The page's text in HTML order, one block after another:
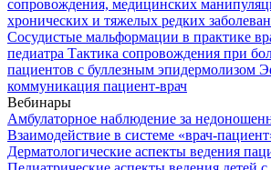
сопровождения, медицинских
хронических и тяжелых редких
Сосудистые мальформации в практике
педиатра Тактика сопровождения при
пациентов с буллезным эпидермолизом
коммуникация пациент-врач
Вебинары
Амбулаторное наблюдение за
Взаимодействие в системе «врач-
Дерматологические аспекты ведения